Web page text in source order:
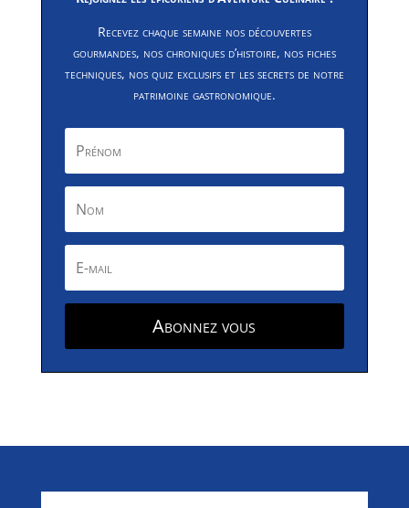
Recevez chaque semaine nos découvertes
gourmandes, nos chroniques d’histoire, nos fiches
techniques, nos quiz exclusifs et les secrets de notre
patrimoine gastronomique.
Abonnez vous